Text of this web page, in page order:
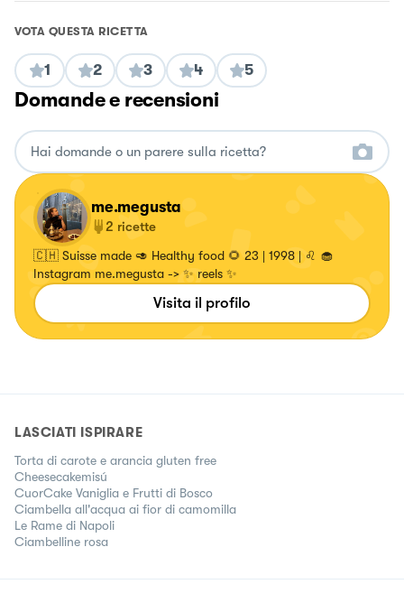
VOTA QUESTA RICETTA
1 2 3 4 5
Domande e recensioni
me.megusta
2 ricette
🇨🇭 Suisse made 🥑 Healthy food 🌻 23 | 1998 | ♌️ 🧁
Instagram me.megusta -> ✨ reels ✨
Visita il profilo
LASCIATI ISPIRARE
Torta di carote e arancia gluten free
Cheesecakemisú
CuorCake Vaniglia e Frutti di Bosco
Ciambella all'acqua ai fior di camomilla
Le Rame di Napoli
Ciambelline rosa